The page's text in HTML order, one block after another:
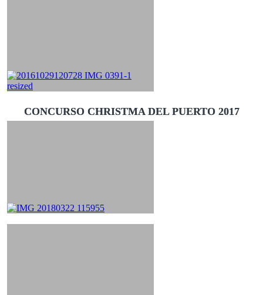
CONCURSO CHRISTMA DEL PUERTO 2017